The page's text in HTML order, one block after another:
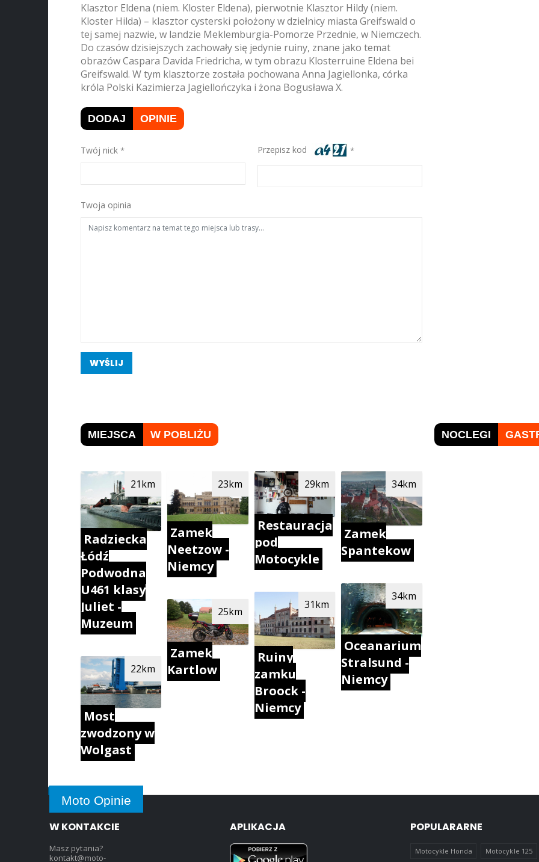
Klasztor Eldena (niem. Kloster Eldena), pierwotnie Klasztor Hildy (niem.
Kloster Hilda) – klasztor cysterski położony w dzielnicy miasta Greifswald o
tej samej nazwie, w landzie Meklemburgia-Pomorze Przednie, w Niemczech.
Do czasów dzisiejszych zachowały się jedynie ruiny, znane jako temat
obrazów Caspara Davida Friedricha, w tym obrazu Klosterruine Eldena bei
Greifswald. W tym klasztorze została pochowana Anna Jagiellonka, córka
króla Polski Kazimierza Jagiellończyka i żona Bogusława X.
DODAJ OPINIE
Twój nick Przepisz kod
Twoja opinia
WYŚLIJ
MIEJSCA W POBLIŻU
Radziecka
Łódź
Podwodna
U461 klasy
Juliet -
Muzeum
21km
Most
zwodzony w
Wolgast
22km
Zamek
Neetzow -
Niemcy
23km
Zamek
Kartlow
25km
Restauracja
pod
Motocykle
29km
Ruiny
zamku
Broock -
Niemcy
31km
Zamek
Spantekow
34km
Oceanarium
Stralsund -
Niemcy
34km
NOCLEGI
Moto Opinie
W KONTAKCIE
Masz pytania?
kontakt@moto-
APLIKACJA POPULARARNE
Motocykle Honda Motocykle 125